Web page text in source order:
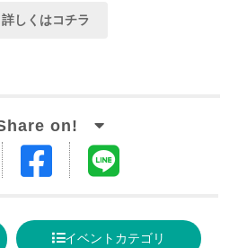
詳しくはコチラ
Facebook
る
イベントカテゴリ